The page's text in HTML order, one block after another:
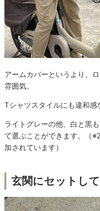
アームカバーというより、
雰囲気。
Tシャツスタイルにも違和感
ライトグレーの他、白と黒
て選ぶことができます。
（
加されています）
玄関にセットし